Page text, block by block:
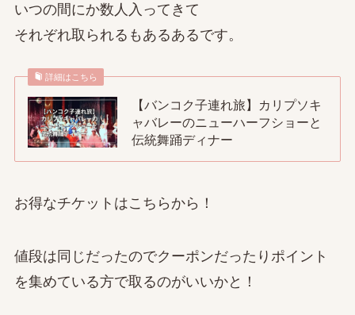
いつの間にか数人入ってきて
それぞれ取られるもあるあるです。
詳細はこちら
【バンコク子連れ旅】カリプソキ
ャバレーのニューハーフショーと
伝統舞踊ディナー
お得なチケットはこちらから！
値段は同じだったのでクーポンだったりポイント
を集めている方で取るのがいいかと！